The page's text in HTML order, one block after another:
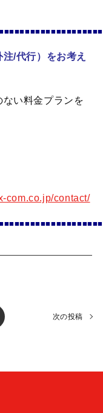
/代行）をお考え
い料金プランを
com.co.jp/contact/
次の投稿